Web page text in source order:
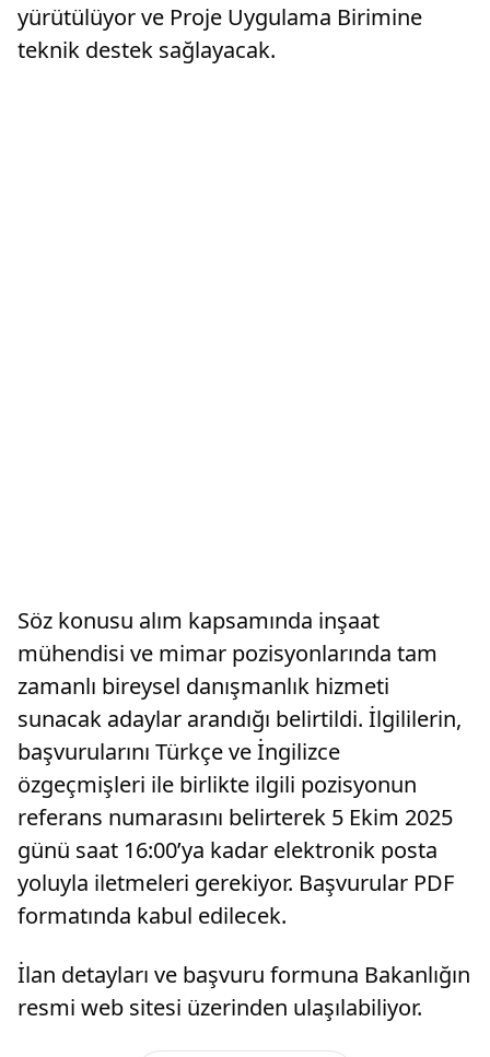
yürütülüyor ve Proje Uygulama Birimine
teknik destek sağlayacak.
Söz konusu alım kapsamında inşaat
mühendisi ve mimar pozisyonlarında tam
zamanlı bireysel danışmanlık hizmeti
sunacak adaylar arandığı belirtildi. İlgililerin,
başvurularını Türkçe ve İngilizce
özgeçmişleri ile birlikte ilgili pozisyonun
referans numarasını belirterek 5 Ekim 2025
günü saat 16:00’ya kadar elektronik posta
yoluyla iletmeleri gerekiyor. Başvurular PDF
formatında kabul edilecek.
İlan detayları ve başvuru formuna Bakanlığın
resmi web sitesi üzerinden ulaşılabiliyor.